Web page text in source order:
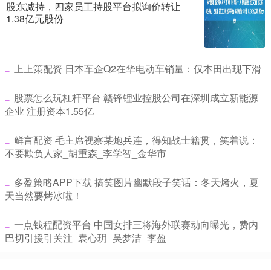
股东减持，四家员工持股平台拟询价转让
1.38亿元股份
​上上策配资 日本车企Q2在华电动车销量：仅本田出现下滑
​股票怎么玩杠杆平台 赣锋锂业控股公司在深圳成立新能源
企业 注册资本1.55亿
​鲜言配资 毛主席视察某炮兵连，得知战士籍贯，笑着说：
不要欺负人家_胡重森_李学智_金华市
​多盈策略APP下载 搞笑图片幽默段子笑话：冬天烤火，夏
天当然要烤冰啦！
​一点钱程配资平台 中国女排三将海外联赛动向曝光，费内
巴切引援引关注_袁心玥_吴梦洁_李盈